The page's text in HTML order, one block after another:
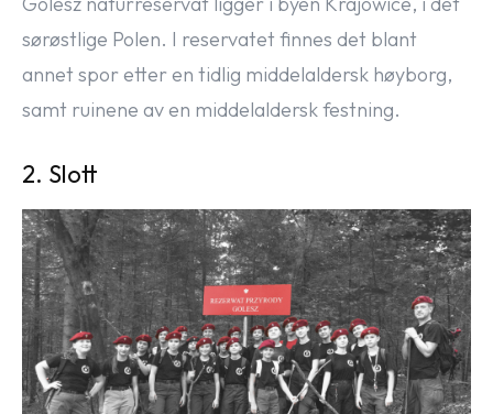
sørøstlige Polen. I reservatet finnes det blant
annet spor etter en tidlig middelaldersk høyborg,
samt ruinene av en middelaldersk festning.
2. Slott